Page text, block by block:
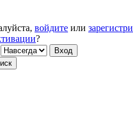
войдите или
?